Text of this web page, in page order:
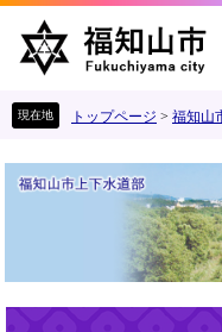
で
ば
へ
トップページ > 福知山